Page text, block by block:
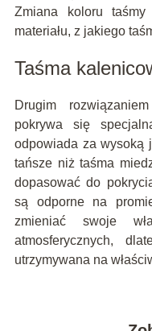
Zmiana koloru
materiału, z jakiego
Taśma
Drugim
pokrywa się
odpowiada za wysoką
tańsze niż taśma
dopasować do
są odporne na
zmieniać swoje
atmosferycznych,
utrzymywana na